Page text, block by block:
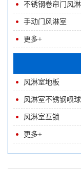
不锈钢卷帘门风
手动门风淋室
更多+
风淋室地板
风淋室不锈钢喷球
风淋室互锁
更多+